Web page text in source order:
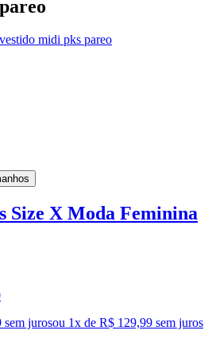
vestido midi pks pareo
Size X Moda Feminina
sem jurosou 1x de R$ 129,99 sem juros